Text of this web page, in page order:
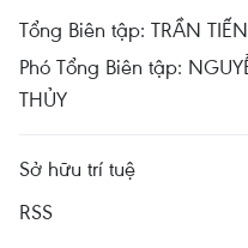
Tổng Biên tập: TRẦN
Phó Tổng Biên tập:
THỦY
Sở hữu trí tuệ
RSS